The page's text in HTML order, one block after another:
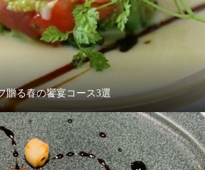
贈る春の饗宴コース3選